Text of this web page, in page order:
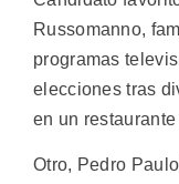
Russomanno,
programas
elecciones tras
en un
Otro, Pedro